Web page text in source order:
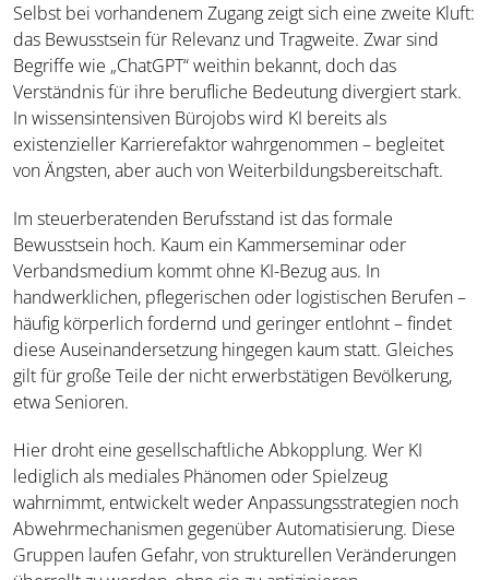
Selbst bei vorhandenem Zugang zeigt sich eine zweite Kluft:
das Bewusstsein für Relevanz und Tragweite. Zwar sind
Begriffe wie „ChatGPT“ weithin bekannt, doch das
Verständnis für ihre berufliche Bedeutung divergiert stark.
In wissensintensiven Bürojobs wird KI bereits als
existenzieller Karrierefaktor wahrgenommen – begleitet
von Ängsten, aber auch von Weiterbildungsbereitschaft.
Im steuerberatenden Berufsstand ist das formale
Bewusstsein hoch. Kaum ein Kammerseminar oder
Verbandsmedium kommt ohne KI-Bezug aus. In
handwerklichen, pflegerischen oder logistischen Berufen –
häufig körperlich fordernd und geringer entlohnt – findet
diese Auseinandersetzung hingegen kaum statt. Gleiches
gilt für große Teile der nicht erwerbstätigen Bevölkerung,
etwa Senioren.
Hier droht eine gesellschaftliche Abkopplung. Wer KI
lediglich als mediales Phänomen oder Spielzeug
wahrnimmt, entwickelt weder Anpassungsstrategien noch
Abwehrmechanismen gegenüber Automatisierung. Diese
Gruppen laufen Gefahr, von strukturellen Veränderungen